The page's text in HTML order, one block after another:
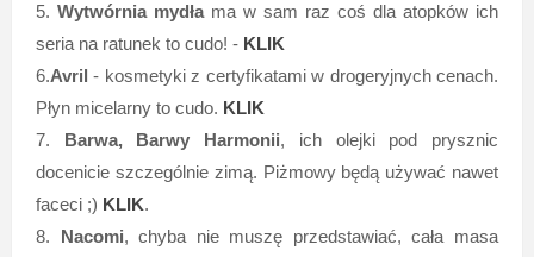
5. Wytwórnia mydłama w sam raz coś dla atopków ich
seria na ratunek to cudo! - KLIK
6.Avril - kosmetyki z certyfikatami w drogeryjnych cenach.
Płyn micelarny to cudo. KLIK
7. Barwa, Barwy Harmonii, ich olejki pod prysznic
docenicie szczególnie zimą. Piżmowy będą używać nawet
faceci ;) KLIK.
8. Nacomi, chyba nie muszę przedstawiać, cała masa